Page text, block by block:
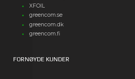
XFOIL
greencom.se
greencom.dk
greencom.fi
FORNØYDE KUNDER